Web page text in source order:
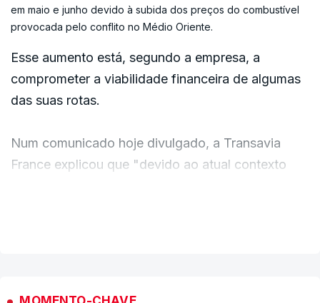
em maio e junho devido à subida dos preços do combustível
provocada pelo conflito no Médio Oriente.
Esse aumento está, segundo a empresa, a
comprometer a viabilidade financeira de algumas
das suas rotas.
Num comunicado hoje divulgado, a Transavia
France explicou que "devido ao atual contexto